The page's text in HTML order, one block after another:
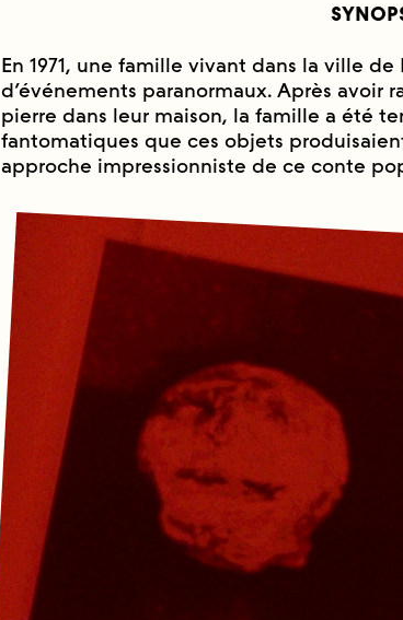
En 1971, une famille vivant dans la ville
d’événements paranormaux. Après
pierre dans leur maison, la famille a été
fantomatiques que ces objets
approche impressionniste de ce conte